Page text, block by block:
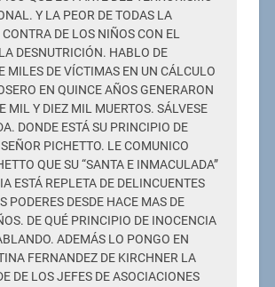
Y LA PEOR DE TODAS LA
DE LOS NIÑOS CON EL
DESNUTRICIÓN. HABLO DE
MILES DE VÍCTIMAS EN UN CÁLCULO
EN QUINCE AÑOS GENERARON
MIL Y DIEZ MIL MUERTOS. SÁLVESE
DONDE ESTÁ SU PRINCIPIO DE
PICHETTO. LE COMUNICO
QUE SU “SANTA E INMACULADA”
ESTÁ REPLETA DE DELINCUENTES
PODERES DESDE HACE MAS DE
DE QUÉ PRINCIPIO DE INOCENCIA
ADEMÁS LO PONGO EN
FERNANDEZ DE KIRCHNER LA
DE LOS JEFES DE ASOCIACIONES